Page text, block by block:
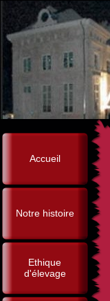
Accueil
Notre histoire
Ethique
d'élevage